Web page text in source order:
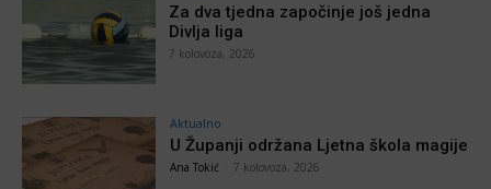
Za dva tjedna započinje još jedna
Divlja liga
7 kolovoza, 2026
Aktualno
U Županji održana Ljetna škola magije
Ana Tokić 7 kolovoza, 2026